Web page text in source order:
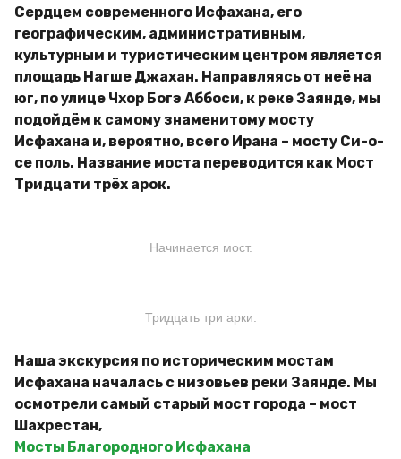
Сердцем современного Исфахана, его
географическим, административным,
культурным и туристическим центром является
площадь Нагше Джахан. Направляясь от неё на
юг, по улице Чхор Богэ Аббоси, к реке Заянде, мы
подойдём к самому знаменитому мосту
Исфахана и, вероятно, всего Ирана – мосту Си-о-
се поль. Название моста переводится как Мост
Тридцати трёх арок.
Начинается мост.
Тридцать три арки.
Наша экскурсия по историческим мостам
Исфахана началась с низовьев реки Заянде. Мы
осмотрели самый старый мост города – мост
Шахрестан,
Мосты Благородного Исфахана